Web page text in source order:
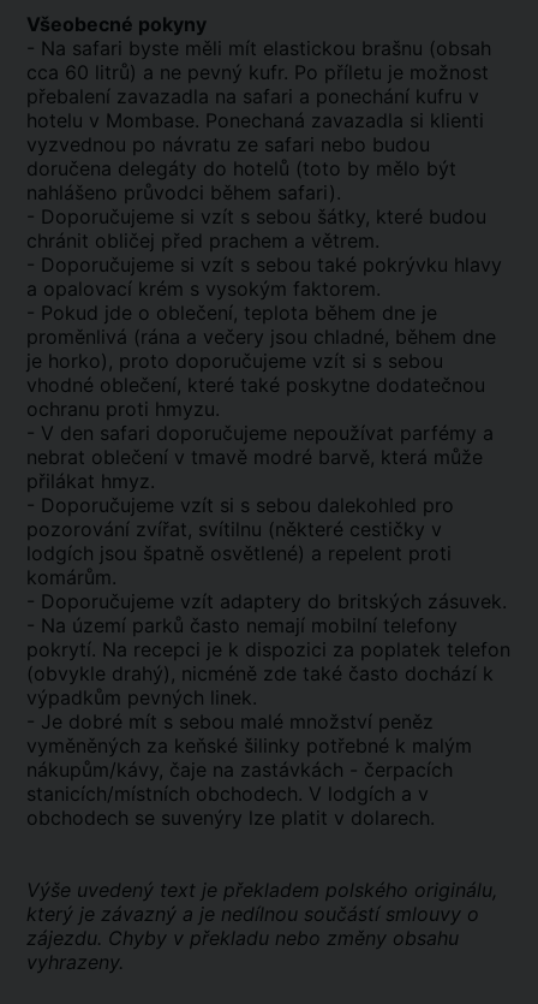
Všeobecné pokyny
- Na safari byste měli mít elastickou brašnu (obsah
cca 60 litrů) a ne pevný kufr. Po příletu je možnost
přebalení zavazadla na safari a ponechání kufru v
hotelu v Mombase. Ponechaná zavazadla si klienti
vyzvednou po návratu ze safari nebo budou
doručena delegáty do hotelů (toto by mělo být
nahlášeno průvodci během safari).
- Doporučujeme si vzít s sebou šátky, které budou
chránit obličej před prachem a větrem.
- Doporučujeme si vzít s sebou také pokrývku hlavy
a opalovací krém s vysokým faktorem.
- Pokud jde o oblečení, teplota během dne je
proměnlivá (rána a večery jsou chladné, během dne
je horko), proto doporučujeme vzít si s sebou
vhodné oblečení, které také poskytne dodatečnou
ochranu proti hmyzu.
- V den safari doporučujeme nepoužívat parfémy a
nebrat oblečení v tmavě modré barvě, která může
přilákat hmyz.
- Doporučujeme vzít si s sebou dalekohled pro
pozorování zvířat, svítilnu (některé cestičky v
lodgích jsou špatně osvětlené) a repelent proti
komárům.
- Doporučujeme vzít adaptery do britských zásuvek.
- Na území parků často nemají mobilní telefony
pokrytí. Na recepci je k dispozici za poplatek telefon
(obvykle drahý), nicméně zde také často dochází k
výpadkům pevných linek.
- Je dobré mít s sebou malé množství peněz
vyměněných za keňské šilinky potřebné k malým
nákupům/kávy, čaje na zastávkách - čerpacích
stanicích/místních obchodech. V lodgích a v
obchodech se suvenýry lze platit v dolarech.
Výše uvedený text je překladem polského originálu,
který je závazný a je nedílnou součástí smlouvy o
zájezdu. Chyby v překladu nebo změny obsahu
vyhrazeny.